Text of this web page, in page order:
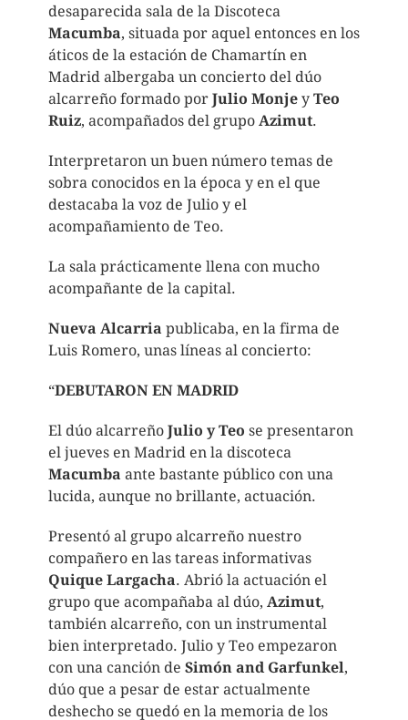
desaparecida sala de la Discoteca
Macumba, situada por aquel entonces en los
áticos de la estación de Chamartín en
Madrid albergaba un concierto del dúo
alcarreño formado por Julio Monjey Teo
Ruiz, acompañados del grupo Azimut.
Interpretaron un buen número temas de
sobra conocidos en la época y en el que
destacaba la voz de Julio y el
acompañamiento de Teo.
La sala prácticamente llena con mucho
acompañante de la capital.
Nueva Alcarria publicaba, en la firma de
Luis Romero, unas líneas al concierto:
“DEBUTARON EN MADRID
El dúo alcarreño Julio y Teo se presentaron
el jueves en Madrid en la discoteca
Macumba ante bastante público con una
lucida, aunque no brillante, actuación.
Presentó al grupo alcarreño nuestro
compañero en las tareas informativas
Quique Largacha. Abrió la actuación el
grupo que acompañaba al dúo, Azimut,
también alcarreño, con un instrumental
bien interpretado. Julio y Teo empezaron
con una canción de Simón and Garfunkel,
dúo que a pesar de estar actualmente
deshecho se quedó en la memoria de los